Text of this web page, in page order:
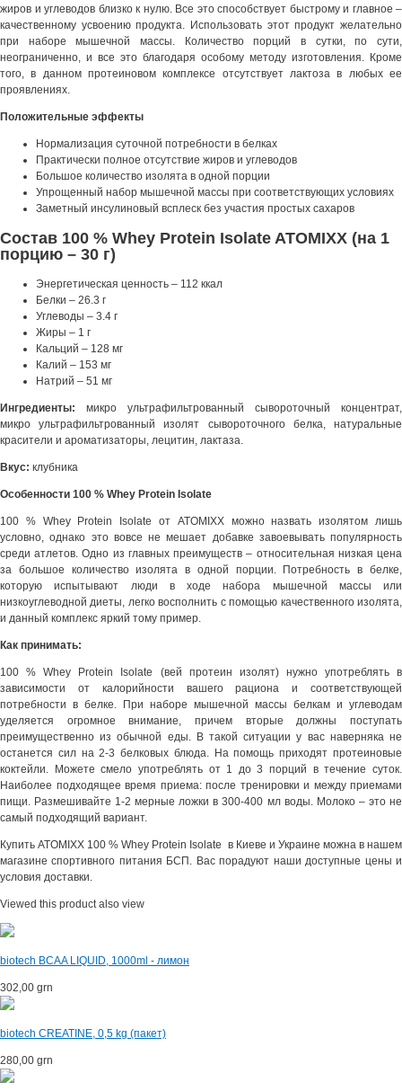
жиров и углеводов близко к нулю. Все это способствует быстрому и главное –
качественному усвоению продукта. Использовать этот продукт желательно
при наборе мышечной массы. Количество порций в сутки, по сути,
неограниченно, и все это благодаря особому методу изготовления. Кроме
того, в данном протеиновом комплексе отсутствует лактоза в любых ее
проявлениях.
Положительные эффекты
Нормализация суточной потребности в белках
Практически полное отсутствие жиров и углеводов
Большое количество изолята в одной порции
Упрощенный набор мышечной массы при соответствующих условиях
Заметный инсулиновый всплеск без участия простых сахаров
Состав 100 % Whey Protein Isolate ATOMIXX (на 1
порцию – 30 г)
Энергетическая ценность – 112 ккал
Белки – 26.3 г
Углеводы – 3.4 г
Жиры – 1 г
Кальций – 128 мг
Калий – 153 мг
Натрий – 51 мг
Ингредиенты: микро ультрафильтрованный сывороточный концентрат,
микро ультрафильтрованный изолят сывороточного белка, натуральные
красители и ароматизаторы, лецитин, лактаза.
Вкус: клубника
Особенности 100 % Whey Protein Isolate
100 % Whey Protein Isolate от ATOMIXX можно назвать изолятом лишь
условно, однако это вовсе не мешает добавке завоевывать популярность
среди атлетов. Одно из главных преимуществ – относительная низкая цена
за большое количество изолята в одной порции. Потребность в белке,
которую испытывают люди в ходе набора мышечной массы или
низкоуглеводной диеты, легко восполнить с помощью качественного изолята,
и данный комплекс яркий тому пример.
Как принимать:
100 % Whey Protein Isolate (вей протеин изолят) нужно употреблять в
зависимости от калорийности вашего рациона и соответствующей
потребности в белке. При наборе мышечной массы белкам и углеводам
уделяется огромное внимание, причем вторые должны поступать
преимущественно из обычной еды. В такой ситуации у вас наверняка не
останется сил на 2-3 белковых блюда. На помощь приходят протеиновые
коктейли. Можете смело употреблять от 1 до 3 порций в течение суток.
Наиболее подходящее время приема: после тренировки и между приемами
пищи. Размешивайте 1-2 мерные ложки в 300-400 мл воды. Молоко – это не
самый подходящий вариант.
Купить ATOMIXX 100 % Whey Protein Isolate в Киеве и Украине можна в нашем
магазине спортивного питания БСП. Вас порадуют наши доступные цены и
условия доставки.
Viewed this product also view
biotech BCAA LIQUID, 1000ml - лимон
302,00 grn
biotech CREATINE, 0,5 kg (пакет)
280,00 grn